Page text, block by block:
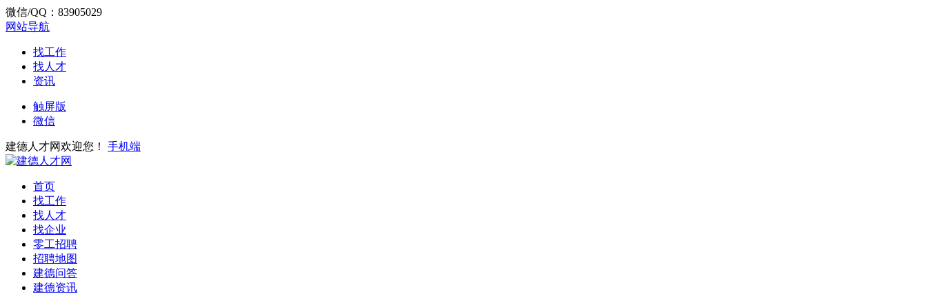
微信/QQ：83905029
网站导航
找工作
找人才
资讯
触屏版
微信
建德人才网欢迎您！ 手机端
首页
找工作
找人才
找企业
零工招聘
招聘地图
建德问答
建德资讯